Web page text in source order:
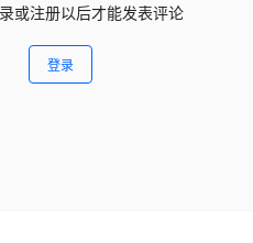
或注册以后才能发表评论
登录